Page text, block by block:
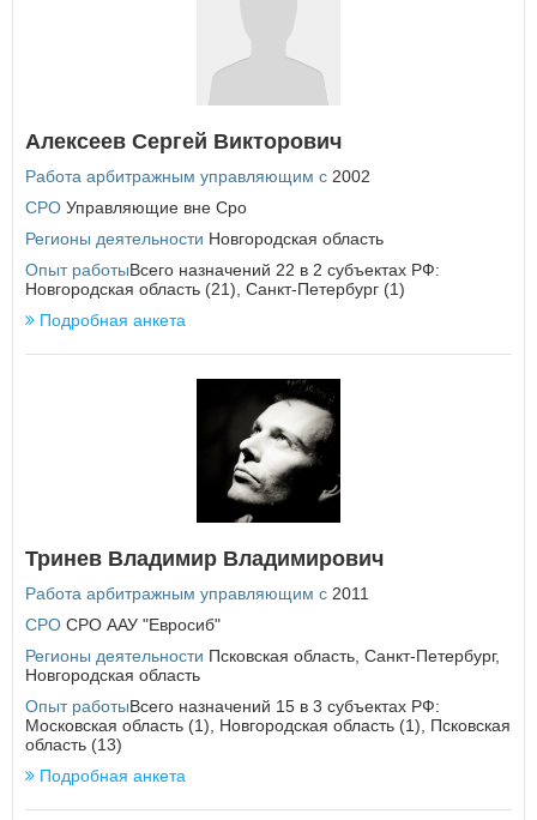
Республика Хакасия
С
Самарская область
Санкт-Петербург
Сахалинская область
Свердловская область
Севастополь
Смоленская область
Тюменская область
У
Удмуртская Республика
Ульяновская область
Х
Хабаровский край
Ханты-Мансийский автономный округ - Югра
Ч
Челябинская область
Алексеев Сергей Викторович
Работа арбитражным управляющим с 2002
СРО Управляющие вне Сро
Регионы деятельности Новгородская область
Опыт работыВсего назначений 22 в 2 субъектах РФ:
Новгородская область (21), Санкт-Петербург (1)
Подробная анкета
Тринев Владимир Владимирович
Работа арбитражным управляющим с 2011
СРО СРО ААУ "Евросиб"
Регионы деятельности Псковская область Санкт-Петербург,
Новгородская область
Опыт работыВсего назначений 15 в 3 субъектах РФ:
Московская область (1), Новгородская область (1), Псковская
область (13)
Подробная анкета